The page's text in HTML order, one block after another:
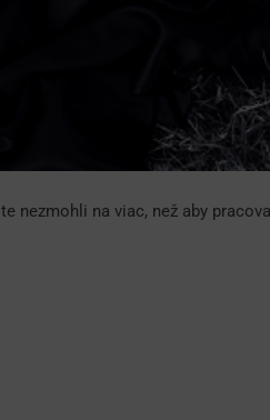
nezmohli na viac, než aby